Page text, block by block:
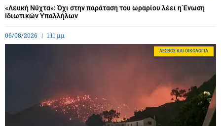
«Λευκή Νύχτα»: Όχι στην παράταση του ωραρίου λέει η Ένωση
Ιδιωτικών Υπαλλήλων
06/08/2026 1:11 μμ
ΛΈΣΒΟΣ ΚΑΙ ΟΙΚΟΛΟΓΊΑ